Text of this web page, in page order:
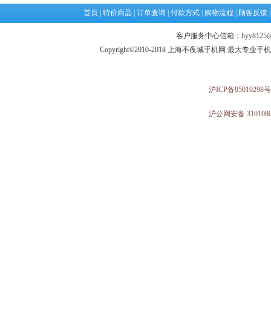
首页 特价商品 订单查询 付款方式 购物流程 顾客反馈
客户服务中心信箱：
Copyright©2010-2018 上海不夜城手机网 最大专业手
沪ICP备05010298号
沪公网安备